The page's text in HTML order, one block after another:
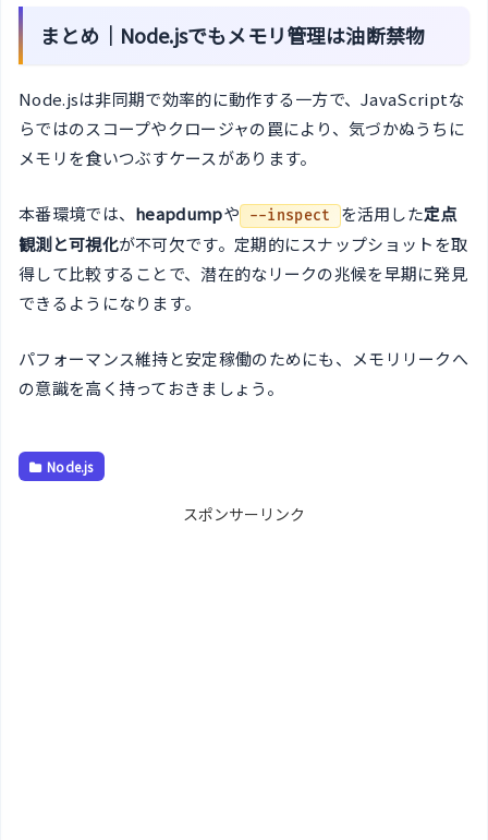
まとめ｜Node.jsでもメモリ管理は油断禁物
Node.jsは非同期で効率的に動作する一方で、JavaScriptな
らではのスコープやクロージャの罠により、気づかぬうちに
メモリを食いつぶすケースがあります。
本番環境では、 heapdumpや --inspect を活用した定点
観測と可視化が不可欠です。定期的にスナップショットを取
得して比較することで、潜在的なリークの兆候を早期に発見
できるようになります。
パフォーマンス維持と安定稼働のためにも、メモリリークへ
の意識を高く持っておきましょう。
Node.js
スポンサーリンク